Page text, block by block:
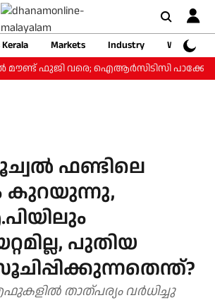
Markets Industry
Web
ഫുജി വരെ; ഐആര്‍സിടിസി പാക്കേജ്
ഫണ്ടിലെ
കുറയുന്നു,
പുതിയ
താത്പര്യം വര്‍ധിച്ചു